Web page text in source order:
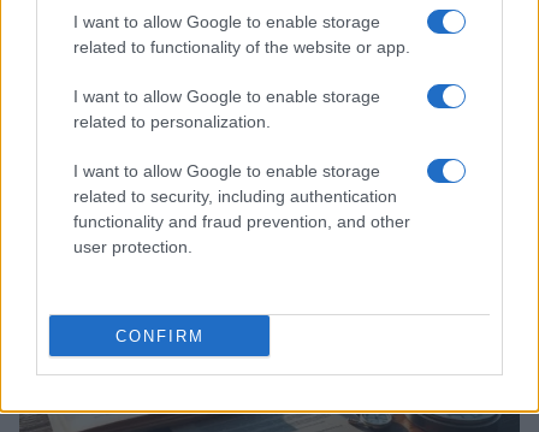
I want to allow Google to enable storage
related to functionality of the website or app.
I want to allow Google to enable storage
related to personalization.
I want to allow Google to enable storage
related to security, including authentication
functionality and fraud prevention, and other
user protection.
CONFIRM
e rimettono capitale
Linda Pellegrini · 7 Lug 2026
B2B NEWS